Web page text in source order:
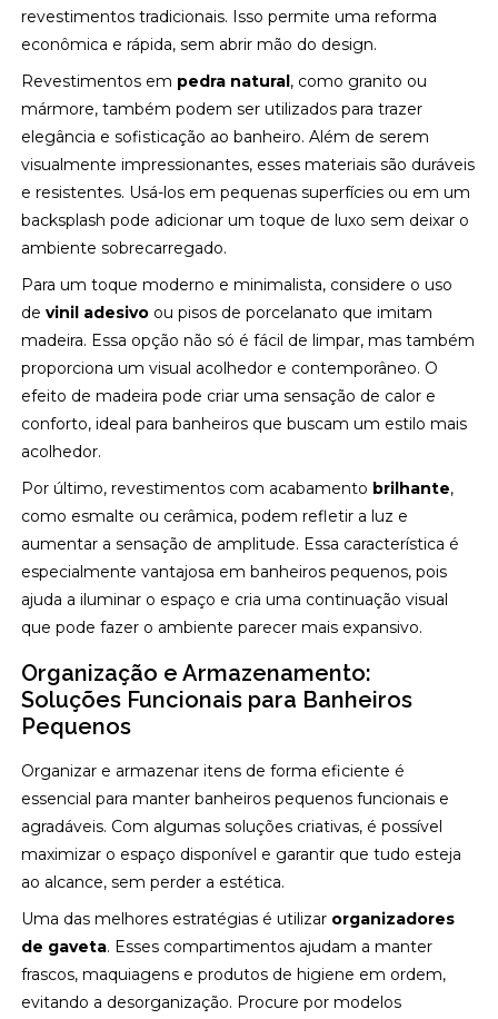
revestimentos tradicionais. Isso permite uma reforma
econômica e rápida, sem abrir mão do design.
Revestimentos em pedra natural, como granito ou
mármore, também podem ser utilizados para trazer
elegância e sofisticação ao banheiro. Além de serem
visualmente impressionantes, esses materiais são duráveis
e resistentes. Usá-los em pequenas superfícies ou em um
backsplash pode adicionar um toque de luxo sem deixar o
ambiente sobrecarregado.
Para um toque moderno e minimalista, considere o uso
devinil adesivo ou pisos de porcelanato que imitam
madeira. Essa opção não só é fácil de limpar, mas também
proporciona um visual acolhedor e contemporâneo. O
efeito de madeira pode criar uma sensação de calor e
conforto, ideal para banheiros que buscam um estilo mais
acolhedor.
Por último, revestimentos com acabamento brilhante,
como esmalte ou cerâmica, podem refletir a luz e
aumentar a sensação de amplitude. Essa característica é
especialmente vantajosa em banheiros pequenos, pois
ajuda a iluminar o espaço e cria uma continuação visual
que pode fazer o ambiente parecer mais expansivo.
Organização e Armazenamento:
Soluções Funcionais para Banheiros
Pequenos
Organizar e armazenar itens de forma eficiente é
essencial para manter banheiros pequenos funcionais e
agradáveis. Com algumas soluções criativas, é possível
maximizar o espaço disponível e garantir que tudo esteja
ao alcance, sem perder a estética.
Uma das melhores estratégias é utilizar organizadores
de gaveta. Esses compartimentos ajudam a manter
frascos, maquiagens e produtos de higiene em ordem,
evitando a desorganização. Procure por modelos